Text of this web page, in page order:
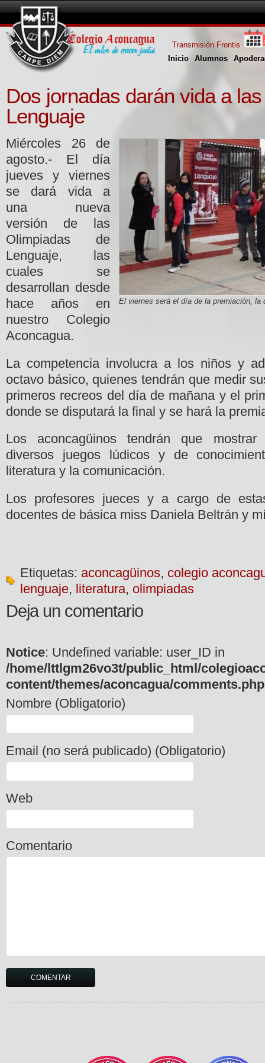
Inicio Alumnos
Transmisión Frontis
Dos jornadas darán vida a
Lenguaje
El viernes será el día de la premiación, la
Miércoles 26 de
agosto.- El día
jueves y viernes
se dará vida a
una nueva
versión de las
Olimpiadas de
Lenguaje, las
cuales se
desarrollan desde
hace años en
nuestro Colegio
Aconcagua.
La competencia involucra a los niños y
octavo básico, quienes tendrán que medir
primeros recreos del día de mañana y el
donde se disputará la final y se hará la
Los aconcagüinos tendrán que mostrar
diversos juegos lúdicos y de
literatura y la comunicación.
Los profesores jueces y a cargo de
docentes de básica miss Daniela Beltrán y
Etiquetas: aconcagüinos, colegio
lenguaje, literatura, olimpiadas
Deja un comentario
Notice: Undefined variable: user_ID in
/home/lttlgm26vo3t/public_html/
content/themes/aconcagua/comments.php
Nombre (Obligatorio)
Email (no será publicado) (Obligatorio)
Web
Comentario